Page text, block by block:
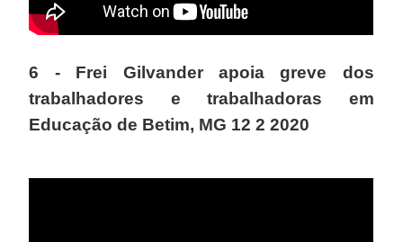
6 - Frei Gilvander apoia greve dos
trabalhadores e trabalhadoras em
Educação de Betim, MG 12 2 2020